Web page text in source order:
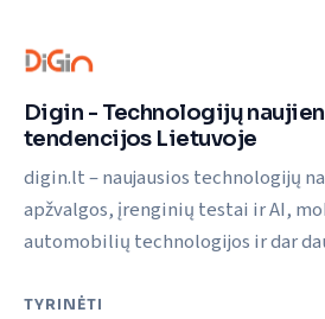
Digin - Technologijų
tendencijos Lietuvoje
digin.lt – naujausios technologijų
apžvalgos, įrenginių testai ir AI,
automobilių technologijos ir dar
TYRINĖTI